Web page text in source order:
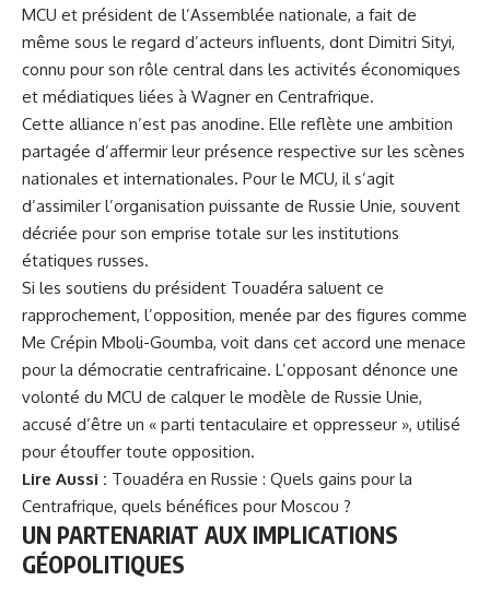
MCU et président de l’Assemblée nationale, a fait de
même sous le regard d’acteurs influents, dont Dimitri Sityi,
connu pour son rôle central dans les activités économiques
et médiatiques liées à Wagner en Centrafrique.
Cette alliance n’est pas anodine. Elle reflète une ambition
partagée d’affermir leur présence respective sur les scènes
nationales et internationales. Pour le MCU, il s’agit
d’assimiler l’organisation puissante de Russie Unie, souvent
décriée pour son emprise totale sur les institutions
étatiques russes.
Si les soutiens du président Touadéra saluent ce
rapprochement, l’opposition, menée par des figures comme
Me Crépin Mboli-Goumba, voit dans cet accord une menace
pour la démocratie centrafricaine. L’opposant dénonce une
volonté du MCU de calquer le modèle de Russie Unie,
accusé d’être un « parti tentaculaire et oppresseur », utilisé
pour étouffer toute opposition.
Lire Aussi : Touadéra en Russie : Quels gains pour la
Centrafrique, quels bénéfices pour Moscou ?
UN PARTENARIAT AUX IMPLICATIONS
GÉOPOLITIQUES